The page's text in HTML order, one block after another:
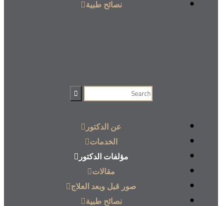
نصائح طبية
عن الدكتور
الخدمات
مؤلفات الدكتور
مقالات
صور قبل وبعد العلاج
نصائح طبية